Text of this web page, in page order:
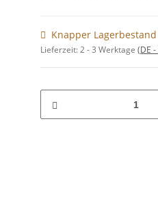
Knapper Lagerbestand
Lieferzeit:2 - 3 Werktage (DE